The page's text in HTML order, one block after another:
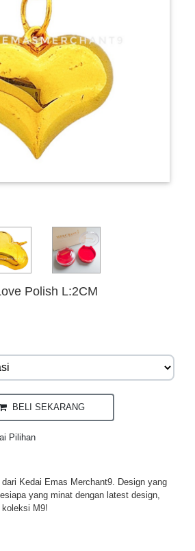
Polish L:2CM
BELI SEKARANG
Pilihan
Kedai Emas Merchant9. Design yang
yang minat dengan latest design,
M9!